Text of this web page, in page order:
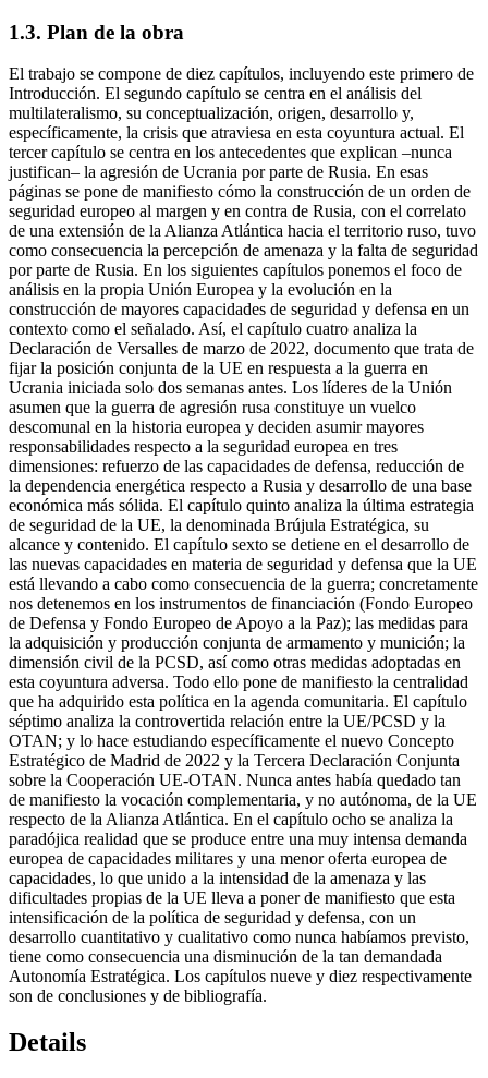
1.3. Plan de la obra
El trabajo se compone de diez capítulos, incluyendo este primero de
Introducción. El segundo capítulo se centra en el análisis del
multilateralismo, su conceptualización, origen, desarrollo y,
específicamente, la crisis que atraviesa en esta coyuntura actual. El
tercer capítulo se centra en los antecedentes que explican –nunca
justifican– la agresión de Ucrania por parte de Rusia. En esas
páginas se pone de manifiesto cómo la construcción de un orden de
seguridad europeo al margen y en contra de Rusia, con el correlato
de una extensión de la Alianza Atlántica hacia el territorio ruso, tuvo
como consecuencia la percepción de amenaza y la falta de seguridad
por parte de Rusia. En los siguientes capítulos ponemos el foco de
análisis en la propia Unión Europea y la evolución en la
construcción de mayores capacidades de seguridad y defensa en un
contexto como el señalado. Así, el capítulo cuatro analiza la
Declaración de Versalles de marzo de 2022, documento que trata de
fijar la posición conjunta de la UE en respuesta a la guerra en
Ucrania iniciada solo dos semanas antes. Los líderes de la Unión
asumen que la guerra de agresión rusa constituye un vuelco
descomunal en la historia europea y deciden asumir mayores
responsabilidades respecto a la seguridad europea en tres
dimensiones: refuerzo de las capacidades de defensa, reducción de
la dependencia energética respecto a Rusia y desarrollo de una base
económica más sólida. El capítulo quinto analiza la última estrategia
de seguridad de la UE, la denominada Brújula Estratégica, su
alcance y contenido. El capítulo sexto se detiene en el desarrollo de
las nuevas capacidades en materia de seguridad y defensa que la UE
está llevando a cabo como consecuencia de la guerra; concretamente
nos detenemos en los instrumentos de financiación (Fondo Europeo
de Defensa y Fondo Europeo de Apoyo a la Paz); las medidas para
la adquisición y producción conjunta de armamento y munición; la
dimensión civil de la PCSD, así como otras medidas adoptadas en
esta coyuntura adversa. Todo ello pone de manifiesto la centralidad
que ha adquirido esta política en la agenda comunitaria. El capítulo
séptimo analiza la controvertida relación entre la UE/PCSD y la
OTAN; y lo hace estudiando específicamente el nuevo Concepto
Estratégico de Madrid de 2022 y la Tercera Declaración Conjunta
sobre la Cooperación UE-OTAN. Nunca antes había quedado tan
de manifiesto la vocación complementaria, y no autónoma, de la UE
respecto de la Alianza Atlántica. En el capítulo ocho se analiza la
paradójica realidad que se produce entre una muy intensa demanda
europea de capacidades militares y una menor oferta europea de
capacidades, lo que unido a la intensidad de la amenaza y las
dificultades propias de la UE lleva a poner de manifiesto que esta
intensificación de la política de seguridad y defensa, con un
desarrollo cuantitativo y cualitativo como nunca habíamos previsto,
tiene como consecuencia una disminución de la tan demandada
Autonomía Estratégica. Los capítulos nueve y diez respectivamente
son de conclusiones y de bibliografía.
Details